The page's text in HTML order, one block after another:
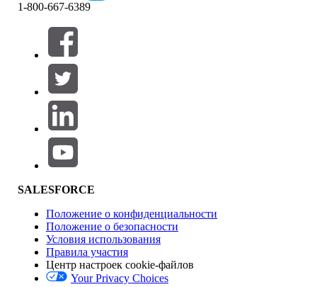
Фильтры (0)
ВЫБРАТЬ ФИЛЬТРЫ
Область продуктов
Влияние на функции
Версия
1-800-667-6389
SALESFORCE
Положение о конфиденциальности
Положение о безопасности
Условия использования
Правила участия
Центр настроек cookie-файлов
Your Privacy Choices